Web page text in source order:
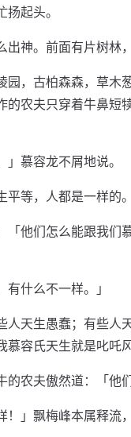
扬起头。
神。前面有片树林
园，古柏森森，草木
的农夫只穿着牛鼻短
」慕容龙不屑地说。
等，人都是一样的。
「他们怎么能跟我
有什么不一样。」
人天生愚蠢；有些
容氏天生就是叱吒
农夫傲然道：「他
！」飘梅峰本属释